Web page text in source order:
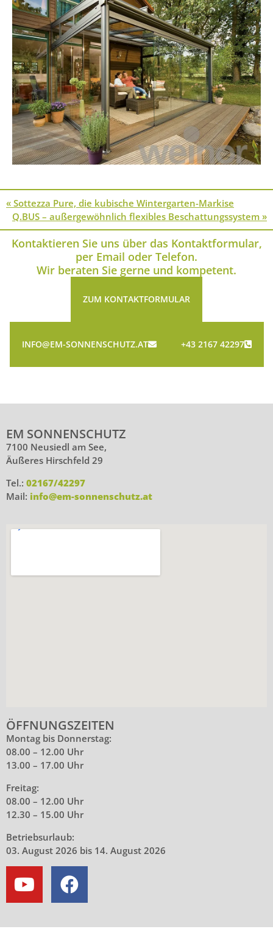
« Sottezza Pure, die kubische Wintergarten-Markise
Q.BUS – außergewöhnlich flexibles Beschattungssystem »
Kontaktieren Sie uns über das Kontaktformular,
per Email oder Telefon.
Wir beraten Sie gerne und kompetent.
ZUM KONTAKTFORMULAR
INFO@EM-SONNENSCHUTZ.AT +43 2167 42297
EM SONNENSCHUTZ
7100 Neusiedl am See,
Äußeres Hirschfeld 29
Tel.: 02167/42297
Mail: info@em-sonnenschutz.at
ÖFFNUNGSZEITEN
Montag bis Donnerstag:
08.00 – 12.00 Uhr
13.00 – 17.00 Uhr
Freitag:
08.00 – 12.00 Uhr
12.30 – 15.00 Uhr
Betriebsurlaub:
03. August 2026 bis 14. August 2026